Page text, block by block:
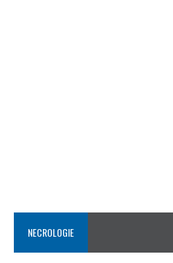
NECROLOGIE